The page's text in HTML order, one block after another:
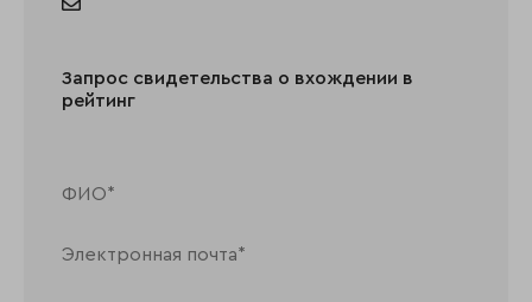
Запрос свидетельства о вхождении в
рейтинг